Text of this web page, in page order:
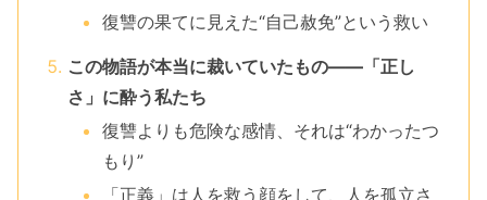
復讐の果てに見えた“自己赦免”という救い
この物語が本当に裁いていたもの――「正し
さ」に酔う私たち
復讐よりも危険な感情、それは“わかったつ
もり”
「正義」は人を救う顔をして、人を孤立さ